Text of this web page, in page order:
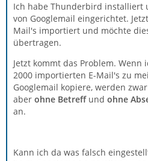
Ich habe Thunderbird installiert
von Googlemail eingerichtet.
Mail's importiert und möchte
übertragen.
Jetzt kommt das Problem. Wenn
2000 importierten E-Mail's zu
Googlemail kopiere, werden
aber ohne Betreffund ohne
an.
Kann ich da was falsch